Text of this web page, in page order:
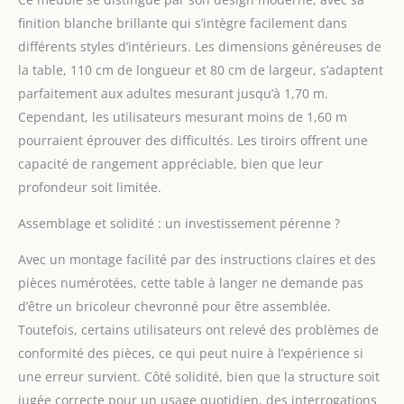
capacité de rangement
: 4 grands tiroirs de la
commode offrent
beaucoup d'espace de
rangement pour les
vêtements, les couches
et autres fournitures de
bébé. Leurs glissières
métalliques
douceur, sans bruit. Ils
prendre et mettre des
objets d'une seule main
Design amovible &
Double mode : Les
composants du plan à
langer sont facilement
démontables. L'armoire
de rangement peut être
finition blanche brillante qui s’intègre facilement dans
différents styles d’intérieurs. Les dimensions généreuses de
la table, 110 cm de longueur et 80 cm de largeur, s’adaptent
parfaitement aux adultes mesurant jusqu’à 1,70 m.
Cependant, les utilisateurs mesurant moins de 1,60 m
pourraient éprouver des difficultés. Les tiroirs offrent une
capacité de rangement appréciable, bien que leur
profondeur soit limitée.
Assemblage et solidité : un investissement pérenne ?
Avec un montage facilité par des instructions claires et des
pièces numérotées, cette table à langer ne demande pas
d’être un bricoleur chevronné pour être assemblée.
Toutefois, certains utilisateurs ont relevé des problèmes de
conformité des pièces, ce qui peut nuire à l’expérience si
une erreur survient. Côté solidité, bien que la structure soit
jugée correcte pour un usage quotidien, des interrogations